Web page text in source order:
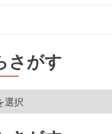
さがす